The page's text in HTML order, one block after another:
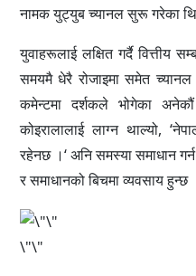
नामक युट्युब च्यानल सुरू गरेका
युवाहरूलाई लक्षित गर्दै वित्तीय
समयमै धेरै रोजाइमा समेत च्यानल
कमेन्टमा दर्शकले भोगेका
कोइरालालाई लाग्न थाल्यो,
रहेनछ ।‘ अनि समस्या समाधान
र समाधानको बिचमा व्यवसाय
\"\"